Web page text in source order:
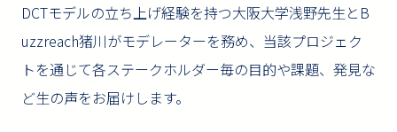
DCTモデルの立ち上げ経験を持つ大阪大学浅野先生とB
uzzreach猪川がモデレーターを務め、当該プロジェク
トを通じて各ステークホルダー毎の目的や課題、発見な
ど生の声をお届けします。